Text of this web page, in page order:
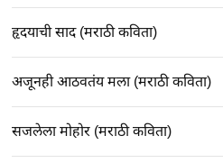
हृदयाची साद (मराठी कविता)
अजूनही आठवतंय मला (मराठी कविता)
सजलेला मोहोर (मराठी कविता)